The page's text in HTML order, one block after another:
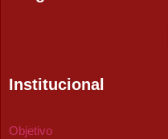
Institucional
Objetivo